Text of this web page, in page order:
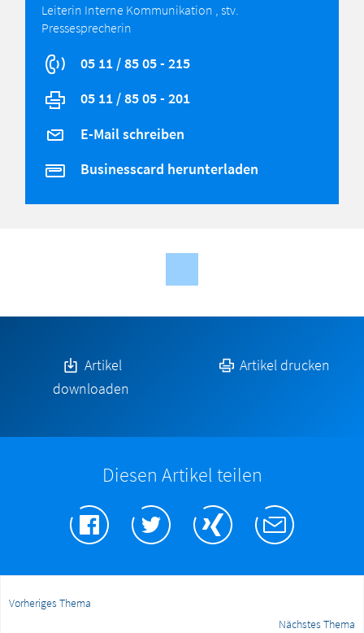
Leiterin Interne Kommunikation , stv.
Pressesprecherin
05 11 / 85 05 - 215
05 11 / 85 05 - 201
E-Mail schreiben
Businesscard herunterladen
Artikel
downloaden
Artikel drucken
Diesen Artikel teilen
Vorheriges Thema
Nächstes Thema